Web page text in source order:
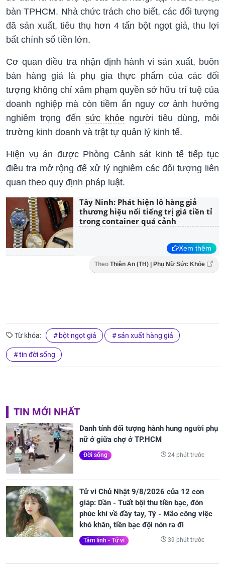
bàn TPHCM. Nhà chức trách cho biết, các đối tượng
đã sản xuất, tiêu thụ hơn 4 tấn bột ngọt giả, thu lợi
bất chính số tiền lớn.
Cơ quan điều tra nhận định hành vi sản xuất, buôn
bán hàng giả là phụ gia thực phẩm của các đối
tượng không chỉ xâm phạm quyền sở hữu trí tuệ của
doanh nghiệp mà còn tiềm ẩn nguy cơ ảnh hưởng
nghiêm trọng đến sức khỏe người tiêu dùng, môi
trường kinh doanh và trật tự quản lý kinh tế.
Hiện vụ án được Phòng Cảnh sát kinh tế tiếp tục
điều tra mở rộng để xử lý nghiêm các đối tượng liên
quan theo quy định pháp luật.
Tây Ninh: Phát hiện lô hàng giả
thương hiệu nổi tiếng trị giá tiền tỉ
trong container quá cảnh
Xem thêm
Theo Thiên An (TH) | Phụ Nữ Sức Khỏe
Từ khóa: bột ngọt giả sản xuất hàng giả
tin đời sống
TIN MỚI NHẤT
Danh tính đối tượng hành hung người phụ
nữ ở giữa chợ ở TP.HCM
Đời sống 24 phút trước
Tử vi Chủ Nhật 9/8/2026 của 12 con
giáp: Dần - Tuất bội thu tiền bạc, đón
phúc khí về đầy tay, Tý - Mão công việc
khó khăn, tiền bạc đội nón ra đi
Tâm linh - Tử vi 39 phút trước